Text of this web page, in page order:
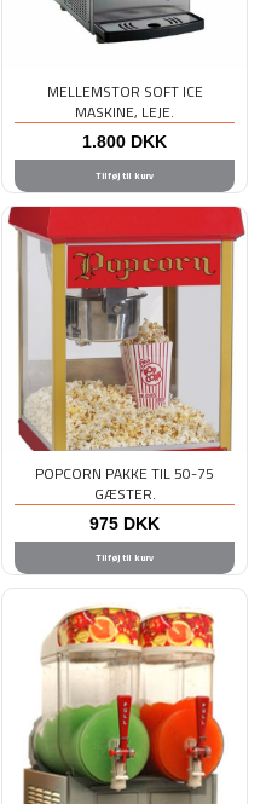
MELLEMSTOR SOFT ICE
MASKINE, LEJE.
1.800 DKK
Tilføj til kurv
POPCORN PAKKE TIL 50-75
GÆSTER.
975 DKK
Tilføj til kurv